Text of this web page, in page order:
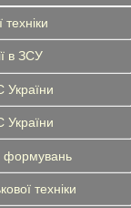
техніки
в ЗСУ
України
України
формувань
техніки